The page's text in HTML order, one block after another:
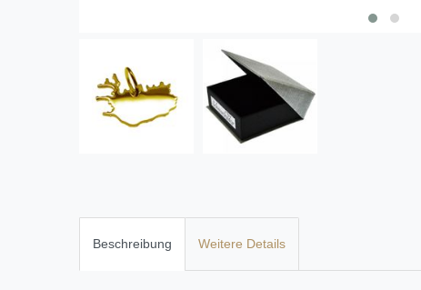
Beschreibung Weitere Details